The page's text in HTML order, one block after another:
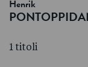
Henrik
1 titoli